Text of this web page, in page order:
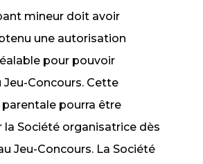
mineur doit avoir
une autorisation
pour pouvoir
Concours. Cette
pourra être
la Société organisatrice dès
Jeu-Concours. La Société